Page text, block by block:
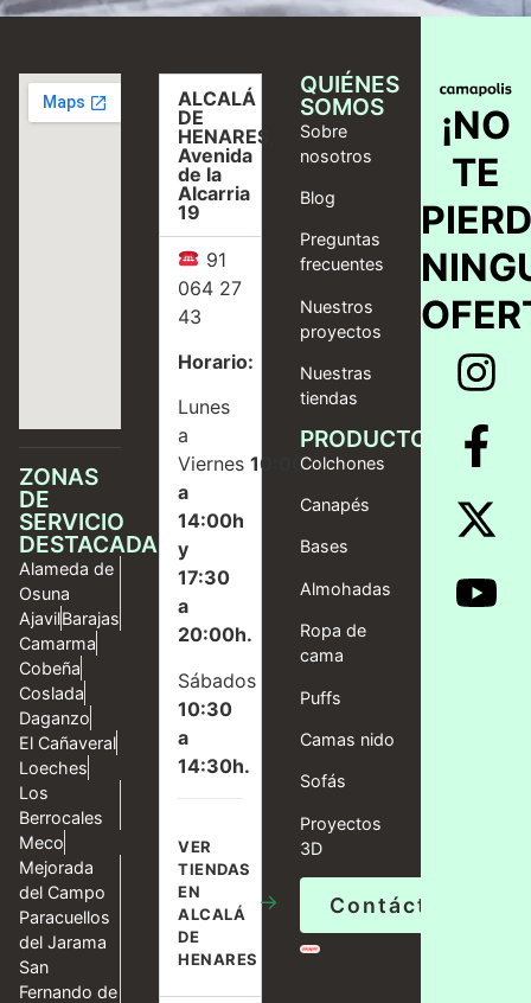
ZONAS
DE
SERVICIO
DESTACADAS
Alameda de
Osuna
AjavilBarajas
Camarma
Cobeña
Coslada
Daganzo
El Cañaveral
Loeches
Los
Berrocales
Meco
Mejorada
del Campo
Paracuellos
del Jarama
San
Fernando de
ALCALÁ
DE
HENARES,
Avenida
de la
Alcarria
19
91
064 27
43
Horario:
Lunes
a
Viernes10:00
a
14:00h
y
17:30
a
20:00h.
Sábados
10:30
a
14:30h.
VER
TIENDAS
EN
ALCALÁ
DE
HENARES
→
QUIÉNES
SOMOS
Sobre
nosotros
Blog
Preguntas
frecuentes
Nuestros
proyectos
Nuestras
tiendas
PRODUCTOS
Colchones
Canapés
Bases
Almohadas
Ropa de
cama
Puffs
Camas nido
Sofás
Proyectos
3D
Contáctanos
¡NO
TE